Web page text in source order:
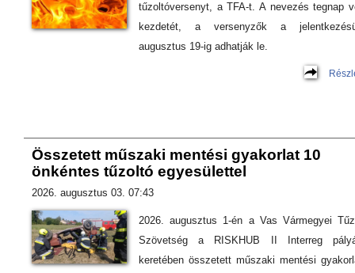
tűzoltóversenyt, a TFA-t. A nevezés tegnap
kezdetét, a versenyzők a
augusztus 19-ig adhatják le.
Összetett műszaki mentési gyakorlat 10
önkéntes tűzoltó egyesülettel
2026. augusztus 03. 07:43
2026. augusztus 1-én a Vas Vármegyei
Szövetség a RISKHUB II Interreg
keretében összetett műszaki mentési